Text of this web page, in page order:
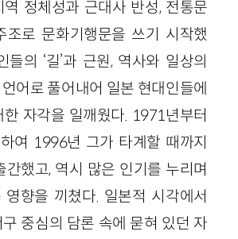
정체성과 근대사 반성, 전통문
조로 문화기행문을 쓰기 시작했
들의 ‘길’과 근원, 역사와 일상의
어로 풀어내어 일본 현대인들에
자각을 일깨웠다. 1971년부터
여 1996년 그가 타계할 때까지
했고, 역시 많은 인기를 누리며
영향을 끼쳤다. 일본적 시각에서
중심의 담론 속에 묻혀 있던 자